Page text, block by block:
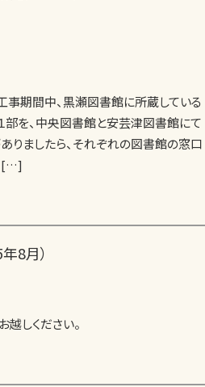
期間中、黒瀬図書館に所蔵している
を、中央図書館と安芸津図書館にて
りましたら、それぞれの図書館の窓口
[…]
8月）
越しください。